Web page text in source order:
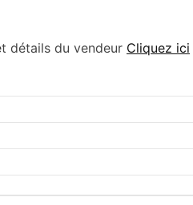
détails du vendeur Cliquez ici